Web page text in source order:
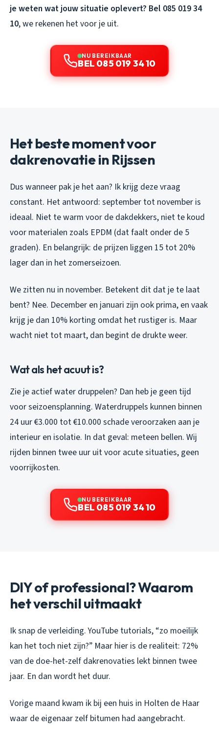
je weten wat jouw situatie oplevert? Bel 085 019 34
10, we rekenen het voor je uit.
NU BEREIKBAAR
BEL 085 019 34 10
Het beste moment voor
dakrenovatie in Rijssen
Dus wanneer pak je het aan? Ik krijg deze vraag
constant. Het antwoord: september tot november is
ideaal. Niet te warm voor de dakdekkers, niet te koud
voor materialen zoals EPDM (dat faalt onder de 5
graden). En belangrijk: de prijzen liggen 15 tot 20%
lager dan in het zomerseizoen.
We zitten nu in november. Betekent dit dat je te laat
bent? Nee. December en januari zijn ook prima, en vaak
krijg je dan 10% korting omdat het rustiger is. Maar
wacht niet tot maart, dan begint de drukte weer.
Wat als het acuut is?
Zie je actief water druppelen? Dan heb je geen tijd
voor seizoensplanning. Waterdruppels kunnen binnen
24 uur €3.000 tot €10.000 schade veroorzaken aan je
interieur en isolatie. In dat geval: meteen bellen. Wij
rijden binnen twee uur uit voor acute situaties, geen
voorrijkosten.
NU BEREIKBAAR
BEL 085 019 34 10
DIY of professional? Waarom
het verschil uitmaakt
Ik snap de verleiding. YouTube tutorials, “zo moeilijk
kan het toch niet zijn?” Maar hier is de realiteit: 72%
van de doe-het-zelf dakrenovaties lekt binnen twee
jaar. En dan wordt het duur.
Vorige maand kwam ik bij een huis in Holten de Haar
waar de eigenaar zelf bitumen had aangebracht.